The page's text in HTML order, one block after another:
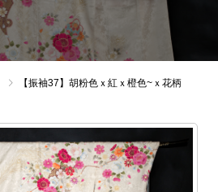
【振袖37】胡粉色ｘ紅ｘ橙色~ｘ花柄